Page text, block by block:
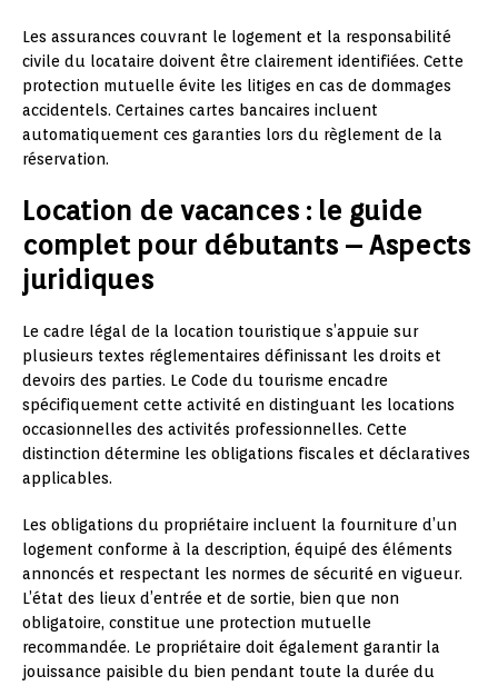
Les assurances couvrant le logement et la responsabilité
civile du locataire doivent être clairement identifiées. Cette
protection mutuelle évite les litiges en cas de dommages
accidentels. Certaines cartes bancaires incluent
automatiquement ces garanties lors du règlement de la
réservation.
Location de vacances : le guide
complet pour débutants – Aspects
juridiques
Le cadre légal de la location touristique s’appuie sur
plusieurs textes réglementaires définissant les droits et
devoirs des parties. Le Code du tourisme encadre
spécifiquement cette activité en distinguant les locations
occasionnelles des activités professionnelles. Cette
distinction détermine les obligations fiscales et déclaratives
applicables.
Les obligations du propriétaire incluent la fourniture d’un
logement conforme à la description, équipé des éléments
annoncés et respectant les normes de sécurité en vigueur.
L’état des lieux d’entrée et de sortie, bien que non
obligatoire, constitue une protection mutuelle
recommandée. Le propriétaire doit également garantir la
jouissance paisible du bien pendant toute la durée du